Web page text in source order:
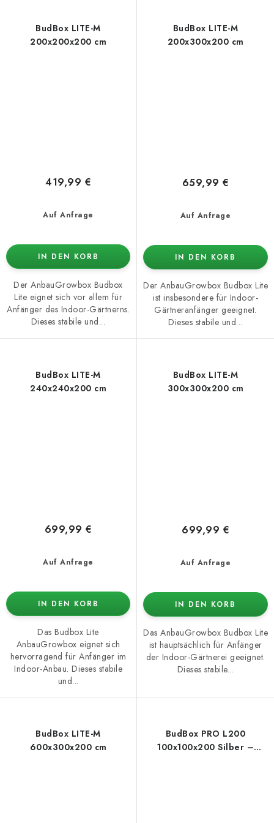
BudBox LITE-M
200x200x200 cm
Auf Anfrage
419,99 €
IN DEN KORB
Der AnbauGrowbox Budbox
Lite eignet sich vor allem für
Anfänger des Indoor-Gärtnerns.
Dieses stabile und...
BudBox LITE-M
200x300x200 cm
Auf Anfrage
659,99 €
IN DEN KORB
Der AnbauGrowbox Budbox Lite
ist insbesondere für Indoor-
Gärtneranfänger geeignet.
Dieses stabile und...
BudBox LITE-M
240x240x200 cm
Auf Anfrage
699,99 €
IN DEN KORB
Das Budbox Lite
AnbauGrowbox eignet sich
hervorragend für Anfänger im
Indoor-Anbau. Dieses stabile
und...
BudBox LITE-M
300x300x200 cm
Auf Anfrage
699,99 €
IN DEN KORB
Das AnbauGrowbox Budbox Lite
ist hauptsächlich für Anfänger
der Indoor-Gärtnerei geeignet.
Dieses stabile...
BudBox LITE-M
600x300x200 cm
BudBox PRO L200
100x100x200 Silber –